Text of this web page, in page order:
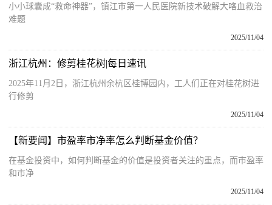
小小球囊成“救命神器”，镇江市第一人民医院新技术破解大咯血救治
难题
2025/11/04
浙江杭州：修剪桂花树|每日速讯
2025年11月2日，浙江杭州余杭区桂博园内，工人们正在对桂花树进
行修剪
2025/11/04
【新要闻】市盈率市净率怎么判断基金价值？
在基金投资中，如何判断基金的价值是投资者关注的重点，而市盈率
和市净
2025/11/04